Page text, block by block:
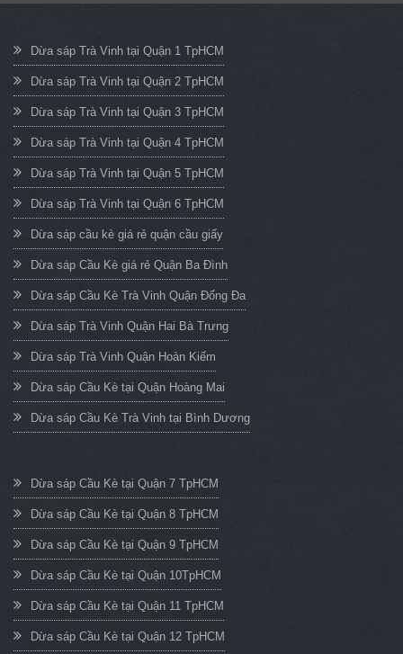
Dừa sáp Trà Vinh tại Quận 1 TpHCM
Dừa sáp Trà Vinh tại Quận 2 TpHCM
Dừa sáp Trà Vinh tại Quận 3 TpHCM
Dừa sáp Trà Vinh tại Quận 4 TpHCM
Dừa sáp Trà Vinh tại Quận 5 TpHCM
Dừa sáp Trà Vinh tại Quận 6 TpHCM
Dừa sáp cầu kè giá rẻ quận cầu giấy
Dừa sáp Cầu Kè giá rẻ Quận Ba Đình
Dừa sáp Cầu Kè Trà Vinh Quận Đống Đa
Dừa sáp Trà Vinh Quận Hai Bà Trưng
Dừa sáp Trà Vinh Quận Hoàn Kiếm
Dừa sáp Cầu Kè tại Quận Hoàng Mai
Dừa sáp Cầu Kè Trà Vinh tại Bình Dương
Dừa sáp Cầu Kè tại Quận 7 TpHCM
Dừa sáp Cầu Kè tại Quận 8 TpHCM
Dừa sáp Cầu Kè tại Quận 9 TpHCM
Dừa sáp Cầu Kè tại Quận 10TpHCM
Dừa sáp Cầu Kè tại Quận 11 TpHCM
Dừa sáp Cầu Kè tại Quận 12 TpHCM